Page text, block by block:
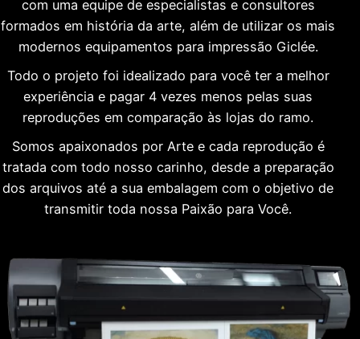
com uma equipe de especialistas e consultores
formados em história da arte, além de utilizar os mais
modernos equipamentos para impressão Giclée.
Todo o projeto foi idealizado para você ter a melhor
experiência e pagar 4 vezes menos pelas suas
reproduções em comparação às lojas do ramo.
Somos apaixonados por Arte e cada reprodução é
tratada com todo nosso carinho, desde a preparação
dos arquivos até a sua embalagem com o objetivo de
transmitir toda nossa Paixão para Você.